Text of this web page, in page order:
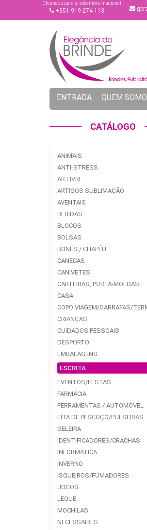
Chamada para a rede móvel nacional
+351 919 274 113
ENTRADA QUEM
CATÁLOGO
ANIMAIS
ANTI-STRESS
AR LIVRE
ARTIGOS SUBLIMAÇÃO
AVENTAIS
BEBIDAS
BLOCOS
BOLSAS
BONÉS / CHAPÉU
CANECAS
CANIVETES
CARTEIRAS, PORTA-MOEDAS
CASA
COPO VIAGEM/GARRAFAS/
CRIANÇAS
CUIDADOS PESSOAIS
DESPORTO
EMBALAGENS
ESCRITA
EVENTOS/FESTAS
FARMÁCIA
FERRAMENTAS / AUTOMÓVEL
FITA DE PESCOÇO/PULSEIRAS
GELEIRA
IDENTIFICADORES/CRACHÁS
INFORMÁTICA
INVERNO
ISQUEIROS/FUMADORES
JOGOS
LEQUE
MOCHILAS
NECESSAIRES